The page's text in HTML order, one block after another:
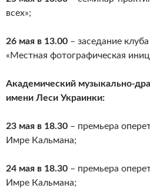
всех»;
26 мая в 13.00 – заседание
«Местная фотографическая
Академический музыкально-
имени Леси Украинки:
23 мая в 18.30 – премьера
Имре Кальмана;
24 мая в 18.30 – премьера
Имре Кальмана;